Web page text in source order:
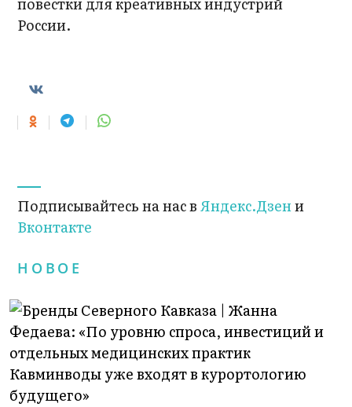
России.
Подписывайтесь на нас вЯндекс.Дзени
Вконтакте
НОВОЕ